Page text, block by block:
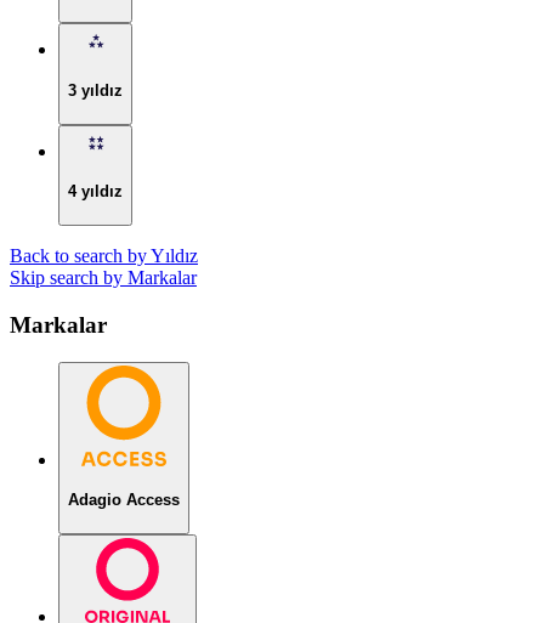
3 yıldız
4 yıldız
Back to search by Yıldız
Skip search by Markalar
Markalar
Adagio Access